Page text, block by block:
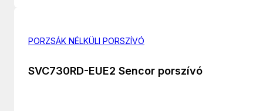
PORZSÁK NÉLKÜLI PORSZÍVÓ
SVC730RD-EUE2 Sencor porszívó